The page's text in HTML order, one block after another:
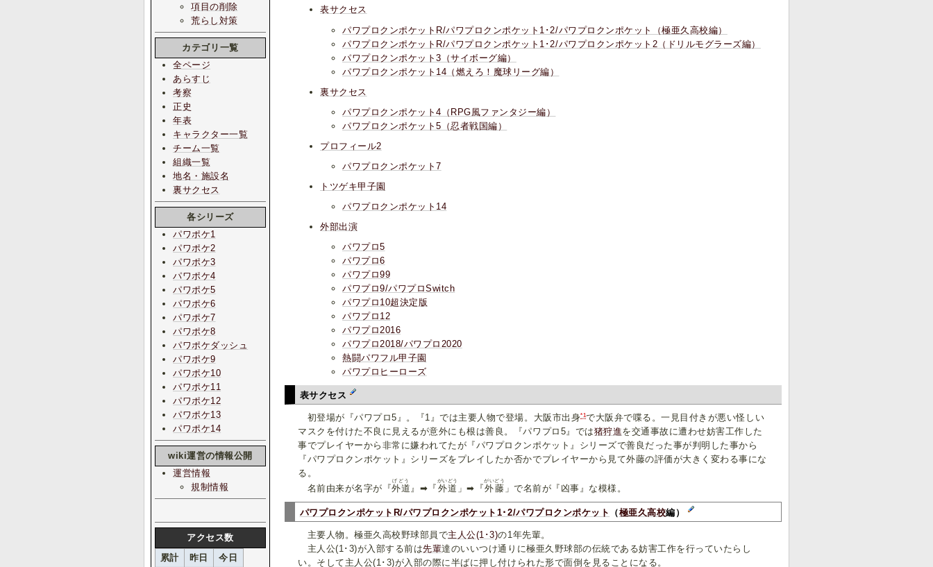
表サクセス
パワプロクンポケットR/パワプロクンポケット1･2/パワプロクンポケット（極亜久高校編）
パワプロクンポケットR/パワプロクンポケット1･2/パワプロクンポケット2（ドリルモグラーズ編）
パワプロクンポケット3（サイボーグ編）
パワプロクンポケット14（燃えろ！魔球リーグ編）
裏サクセス
パワプロクンポケット4（RPG風ファンタジー編）
パワプロクンポケット5（忍者戦国編）
プロフィール2
パワプロクンポケット7
トツゲキ甲子園
パワプロクンポケット14
外部出演
パワプロ5
パワプロ6
パワプロ99
パワプロ9/パワプロSwitch
パワプロ10超決定版
パワプロ12
パワプロ2016
パワプロ2018/パワプロ2020
熱闘パワフル甲子園
パワプロヒーローズ
表サクセス
初登場が『パワプロ5』。『1』では主要人物で登場。大阪市出身*1で大阪弁で喋る。一見目付きが悪い怪しい
マスクを付けた不良に見えるが意外にも根は善良。『パワプロ5』では猪狩進を交通事故に遭わせ妨害工作した
事でプレイヤーから非常に嫌われてたが『パワプロクンポケット』シリーズで善良だった事が判明した事から
『パワプロクンポケット』シリーズをプレイしたか否かでプレイヤーから見て外藤の評価が大きく変わる事にな
る。
名前由来が名字が『外道
げどう
』➡︎『 外道
がいどう
」➡︎『外藤
がいどう
」で名前が『凶事』な模様。
パワプロクンポケットR/パワプロクンポケット1･2/パワプロクンポケット （極亜久高校編）
主要人物。極亜久高校野球部員で主人公(1･3)の1年先輩。
主人公(1･3)が入部する前は先輩達のいいつけ通りに極亜久野球部の伝統である妨害工作を行っていたらし
い。そして主人公(1･3)が入部の際に半ばに押し付けられた形で面倒を見ることになる。
項目の削除
荒らし対策
カテゴリ一覧
全ページ
あらすじ
考察
正史
年表
キャラクター一覧
チーム一覧
組織一覧
地名・施設名
裏サクセス
各シリーズ
パワポケ1
パワポケ2
パワポケ3
パワポケ4
パワポケ5
パワポケ6
パワポケ7
パワポケ8
パワポケダッシュ
パワポケ9
パワポケ10
パワポケ11
パワポケ12
パワポケ13
パワポケ14
wiki運営の情報公開
運営情報
規制情報
アクセス数
累計
昨日
今日